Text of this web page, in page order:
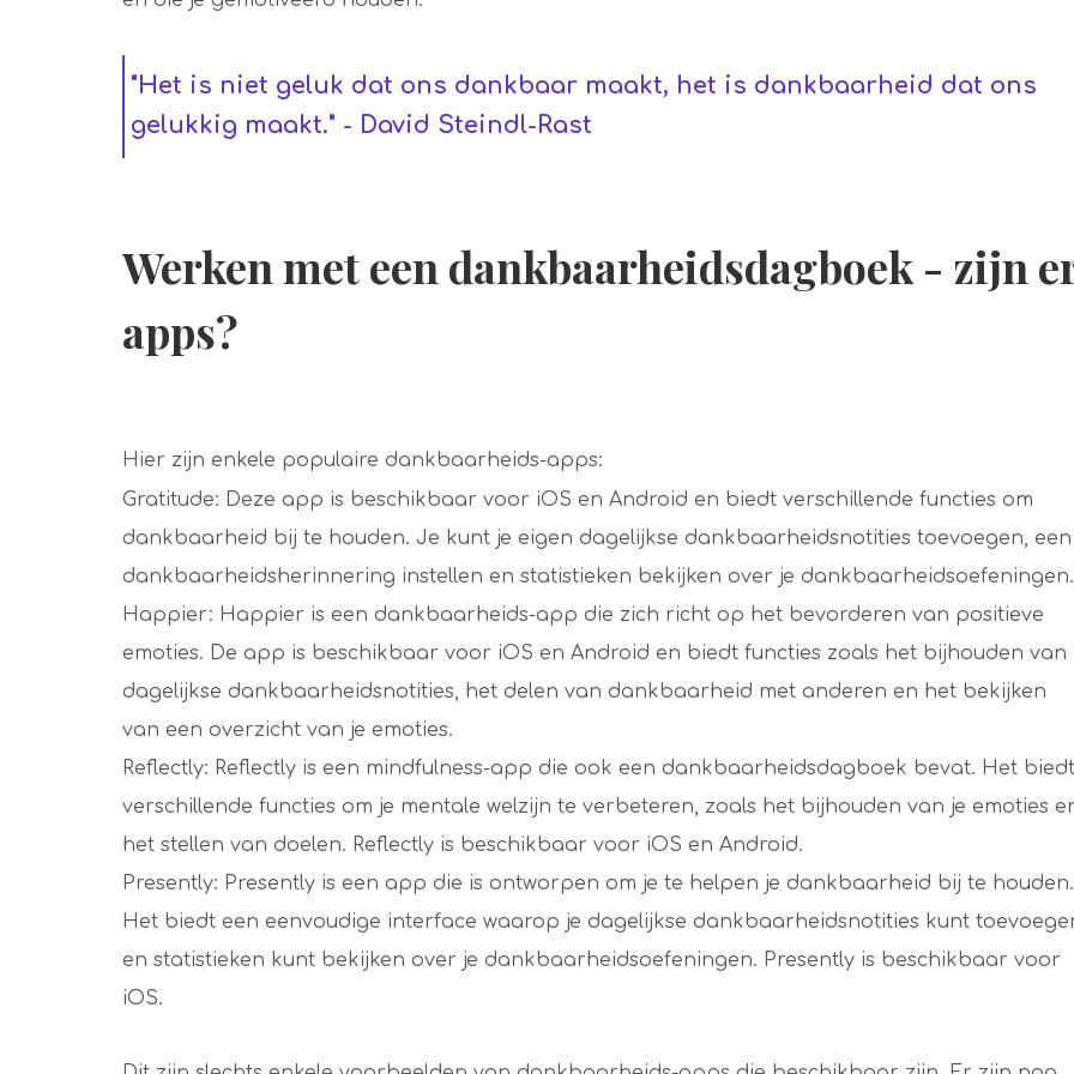
"Het is niet geluk dat ons dankbaar maakt, het is dankbaarheid dat ons
gelukkig maakt." - David Steindl-Rast
Werken met een dankbaarheidsdagboek - zijn
apps?
Hier zijn enkele populaire dankbaarheids-apps:
Gratitude: Deze app is beschikbaar voor iOS en Android en biedt verschillende functies om
dankbaarheid bij te houden. Je kunt je eigen dagelijkse dankbaarheidsnotities toevoegen, een
dankbaarheidsherinnering instellen en statistieken bekijken over je dankbaarheidsoefeningen.
Happier: Happier is een dankbaarheids-app die zich richt op het bevorderen van positieve
emoties. De app is beschikbaar voor iOS en Android en biedt functies zoals het bijhouden van
dagelijkse dankbaarheidsnotities, het delen van dankbaarheid met anderen en het bekijken
van een overzicht van je emoties.
Reflectly: Reflectly is een mindfulness-app die ook een dankbaarheidsdagboek bevat. Het biedt
verschillende functies om je mentale welzijn te verbeteren, zoals het bijhouden van je emoties
het stellen van doelen. Reflectly is beschikbaar voor iOS en Android.
Presently: Presently is een app die is ontworpen om je te helpen je dankbaarheid bij te houden.
Het biedt een eenvoudige interface waarop je dagelijkse dankbaarheidsnotities kunt
en statistieken kunt bekijken over je dankbaarheidsoefeningen. Presently is beschikbaar voor
iOS.